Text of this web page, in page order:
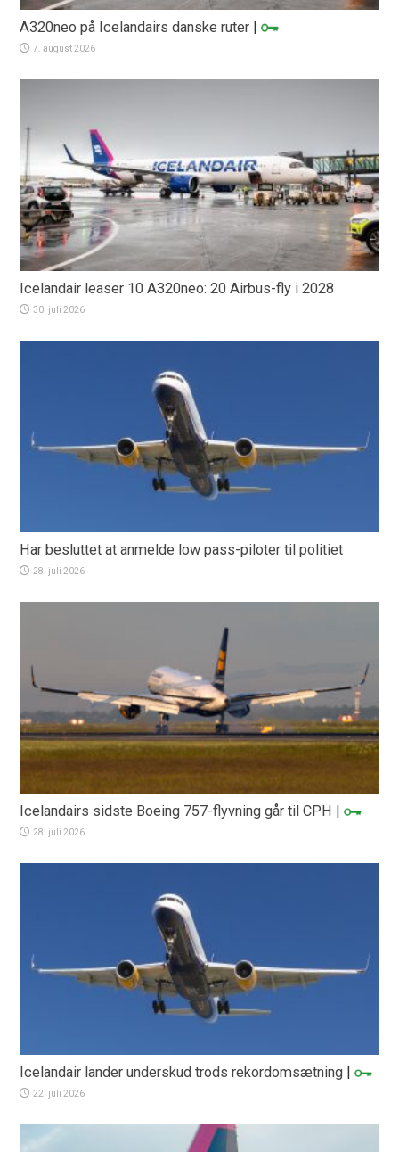
A320neo på Icelandairs danske ruter |
7. august 2026
Icelandair leaser 10 A320neo: 20 Airbus-fly i 2028
30. juli 2026
Har besluttet at anmelde low pass-piloter til politiet
28. juli 2026
Icelandairs sidste Boeing 757-flyvning går til CPH |
28. juli 2026
Icelandair lander underskud trods rekordomsætning |
22. juli 2026